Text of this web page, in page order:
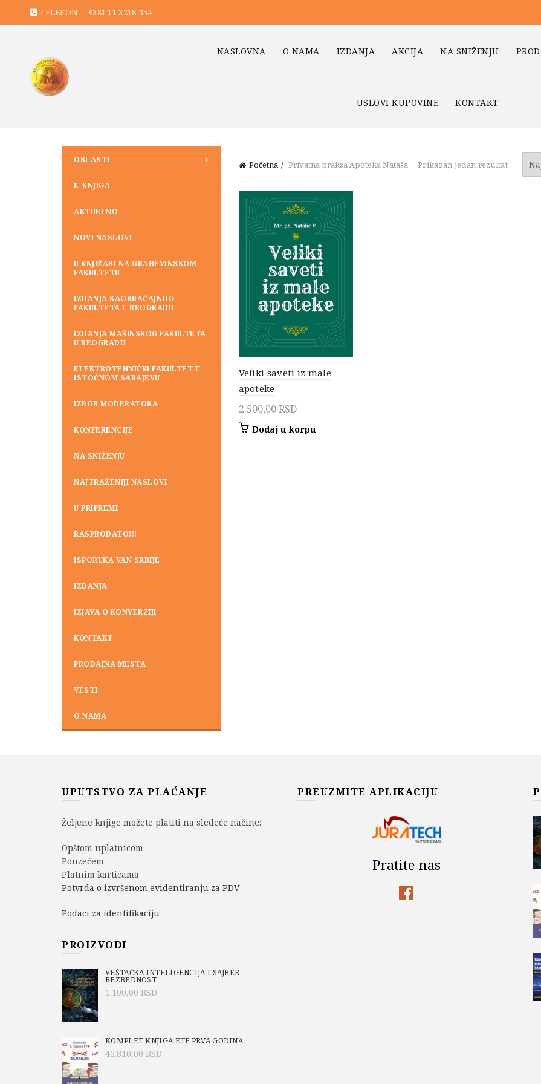
TELEFON: +381 11 3218-354
NASLOVNA O NAMA IZDANJA AKCIJA NA SNIŽENJU
USLOVI KUPOVINE KONTAKT
Početna Privatna praksa Apoteka Nataša Prikazan jedan rezultat
Veliki saveti iz male
apoteke
2.500,00RSD
Dodaj u korpu
OBLASTI
E-KNJIGA
AKTUELNO
NOVI NASLOVI
U KNJIŽARI NA GRAĐEVINSKOM
FAKULTETU
IZDANJA SAOBRAĆAJNOG
FAKULTETA U BEOGRADU
IZDANJA MAŠINSKOG FAKULTETA
U BEOGRADU
ELEKTROTEHNIČKI FAKULTET U
ISTOČNOM SARAJEVU
IZBOR MODERATORA
KONFERENCIJE
NA SNIŽENJU
NAJTRAŽENIJI NASLOVI
U PRIPREMI
RASPRODATO!!!
ISPORUKA VAN SRBIJE
IZDANJA
IZJAVA O KONVERZIJI
KONTAKT
PRODAJNA MESTA
VESTI
O NAMA
UPUTSTVO ZA PLAĆANJE
Željene knjige možete platiti na sledeće načine:
Opštom uplatnicom
Pouzećem
Platnim karticama
Potvrda o izvršenom evidentiranju za PDV
Podaci za identifikaciju
PROIZVODI
VEŠTAČKA INTELIGENCIJA I SAJBER
BEZBEDNOST
1.100,00 RSD
KOMPLET KNJIGA ETF PRVA GODINA
45.810,00 RSD
PREUZMITE APLIKACIJU
Pratite nas